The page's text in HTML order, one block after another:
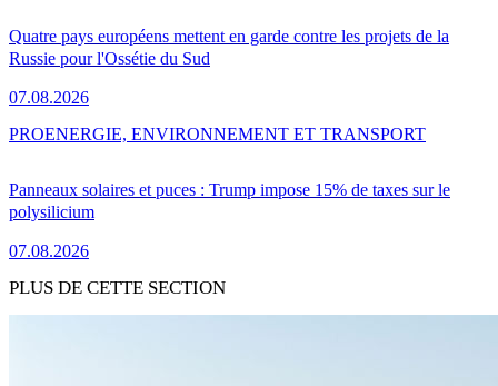
Quatre pays européens mettent en garde contre les projets de la
Russie pour l'Ossétie du Sud
07.08.2026
Panneaux solaires et puces : Trump impose 15% de taxes sur le
polysilicium
07.08.2026
PROENERGIE, ENVIRONNEMENT ET TRANSPORT
PLUS DE CETTE SECTION